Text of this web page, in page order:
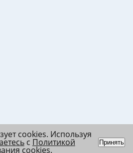
cookies. Используя
с Политикой
cookies.
Принять